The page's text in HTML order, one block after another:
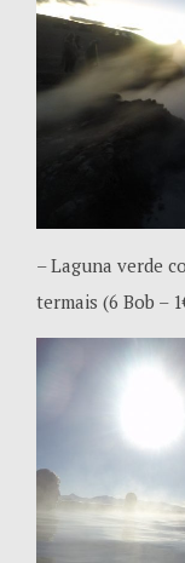
– Laguna verde
termais (6 Bob –